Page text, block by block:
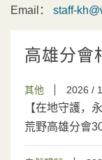
Email： staff-
高雄分會
其他 2026 /
【在地守護，
荒野高雄分會